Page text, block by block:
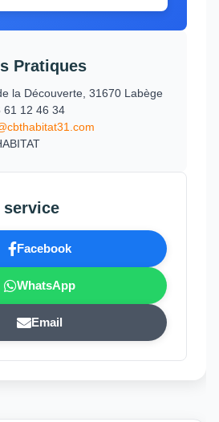
Pratiques
la Découverte, 31670 Labège
61 12 46 34
service
Facebook
WhatsApp
Email